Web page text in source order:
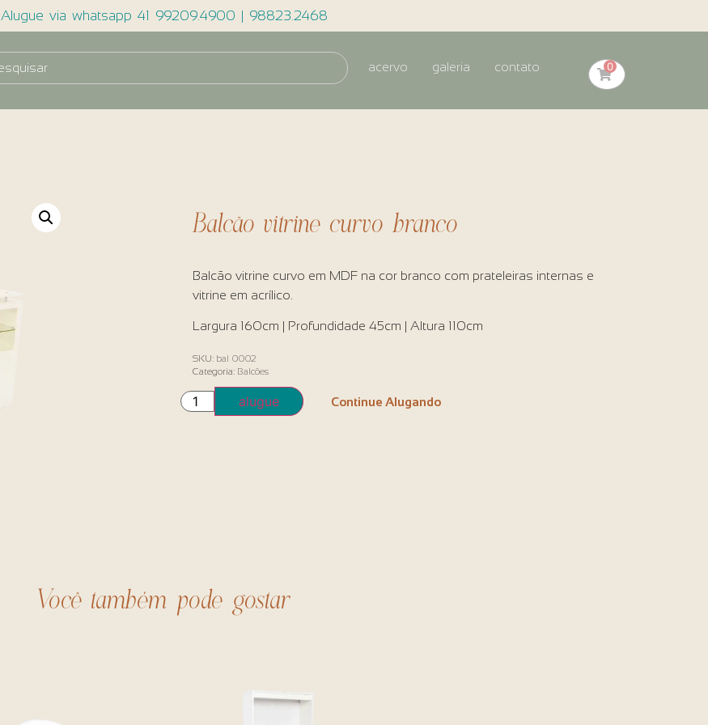
Alugue via whatsapp 41 99209.4900 | 98823.2468
acervo galeria contato 0
Balcão vitrine curvo branco
Balcão vitrine curvo em MDF na cor branco com prateleiras internas e
vitrine em acrílico.
Largura 160cm | Profundidade 45cm | Altura 110cm
SKU: bal 0002
Categoria: Balcões
alugue Continue Alugando
Você também pode gostar